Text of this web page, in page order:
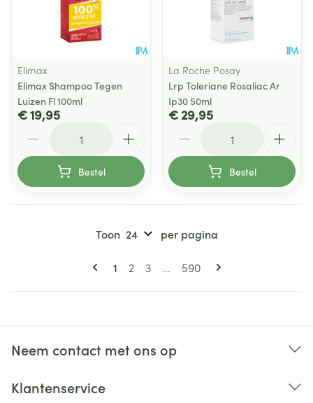
Elimax
Elimax Shampoo Tegen
Luizen Fl 100ml
€ 19,95
Bestel
La Roche Posay
Lrp Toleriane Rosaliac Ar
Ip30 50ml
€ 29,95
Bestel
Pagina's
U lees momenteel pagina
1 Pagina
2 Pagina
3 ... Pagina
590
Toon per pagina
Neem contact met ons op
Klantenservice